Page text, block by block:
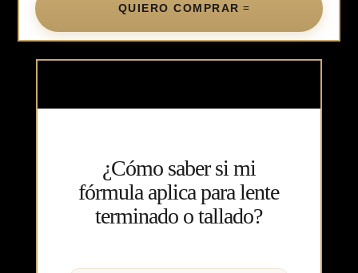
QUIERO COMPRAR
¿Cómo saber si mi
fórmula aplica para lente
terminado o tallado?